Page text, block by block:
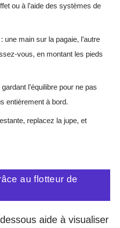
ou à l’aide des systèmes de
une main sur la pagaie, l’autre
vous, en montant les pieds
l’équilibre pour ne pas
entièrement à bord.
replacez la jupe, et
au flotteur de
aide à visualiser